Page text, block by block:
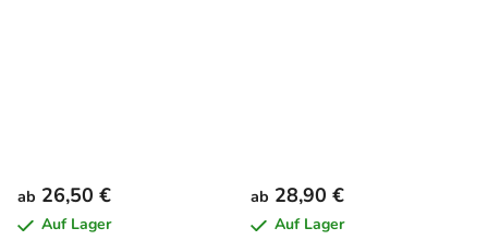
ab 26,50 €
Auf Lager
ab 28,90 €
Auf Lager